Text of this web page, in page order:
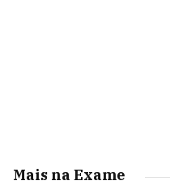
Mais na Exame